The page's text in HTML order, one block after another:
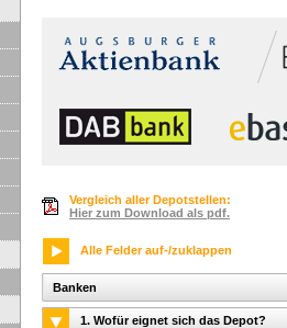
Vergleich aller Depotstellen:
Hier zum Download als pdf.
Alle Felder auf-/zuklappen
Banken
1. Wofür eignet sich das Depot?